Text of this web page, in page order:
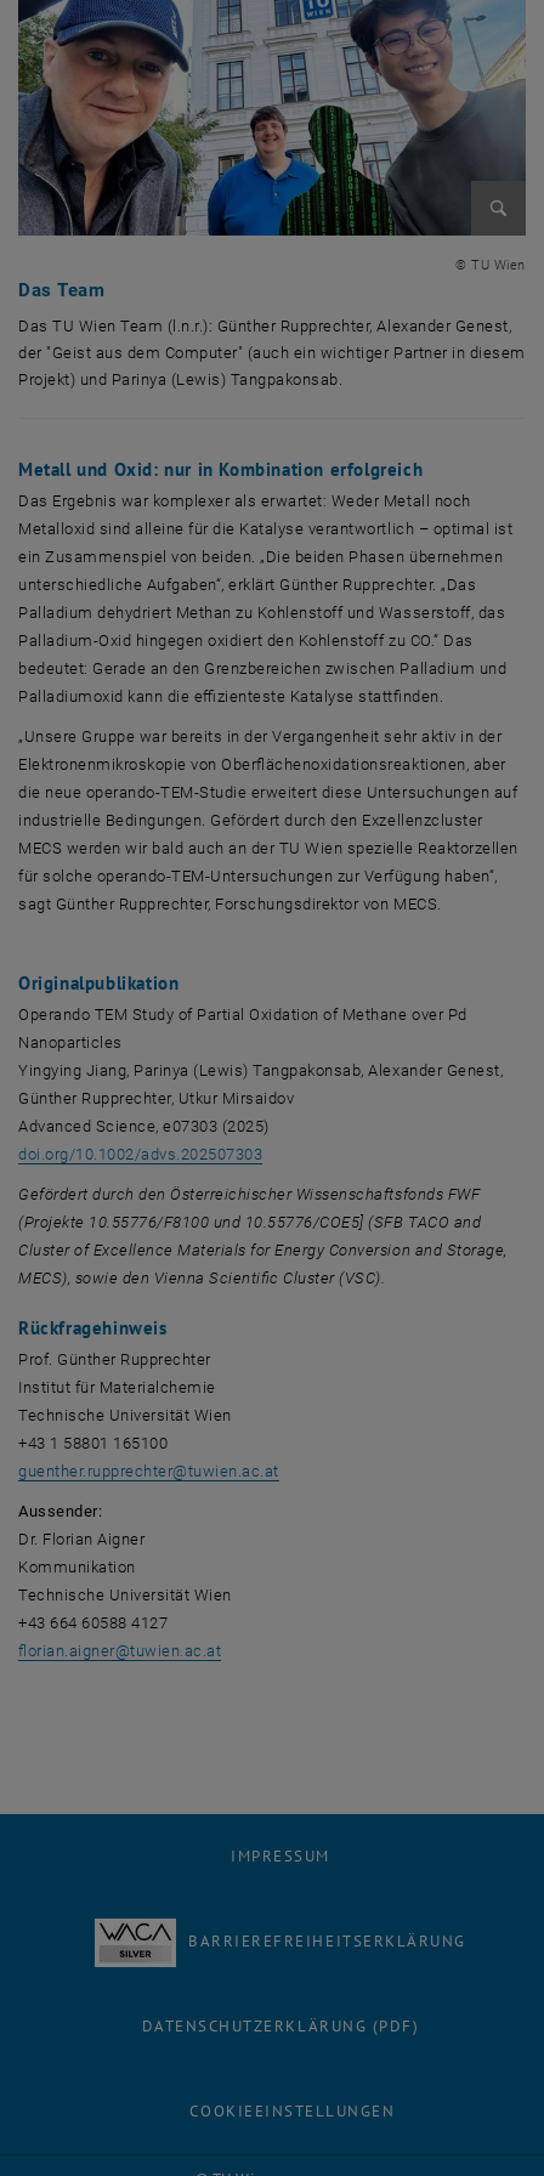
© TU Wien
Das Team
Das TU Wien Team (l.n.r.): Günther Rupprechter, Alexander Genest,
der "Geist aus dem Computer" (auch ein wichtiger Partner in diesem
Projekt) und Parinya (Lewis) Tangpakonsab.
Metall und Oxid: nur in Kombination erfolgreich
Das Ergebnis war komplexer als erwartet: Weder Metall noch
Metalloxid sind alleine für die Katalyse verantwortlich – optimal ist
ein Zusammenspiel von beiden. „Die beiden Phasen übernehmen
unterschiedliche Aufgaben“, erklärt Günther Rupprechter. „Das
Palladium dehydriert Methan zu Kohlenstoff und Wasserstoff, das
Palladium-Oxid hingegen oxidiert den Kohlenstoff zu CO.“ Das
bedeutet: Gerade an den Grenzbereichen zwischen Palladium und
Palladiumoxid kann die effizienteste Katalyse stattfinden.
„Unsere Gruppe war bereits in der Vergangenheit sehr aktiv in der
Elektronenmikroskopie von Oberflächenoxidationsreaktionen, aber
die neue operando-TEM-Studie erweitert diese Untersuchungen auf
industrielle Bedingungen. Gefördert durch den Exzellenzcluster
MECS werden wir bald auch an der TU Wien spezielle Reaktorzellen
für solche operando-TEM-Untersuchungen zur Verfügung haben“,
sagt Günther Rupprechter, Forschungsdirektor von MECS.
Originalpublikation
Operando TEM Study of Partial Oxidation of Methane over Pd
Nanoparticles
Yingying Jiang, Parinya (Lewis) Tangpakonsab, Alexander Genest,
Günther Rupprechter, Utkur Mirsaidov
Advanced Science, e07303 (2025)
doi.org/10.1002/advs.202507303
Gefördert durch den Österreichischer Wissenschaftsfonds FWF
(Projekte 10.55776/F8100 und 10.55776/COE5] (SFB TACO and
Cluster of Excellence Materials for Energy Conversion and Storage,
MECS), sowie den Vienna Scientiﬁc Cluster (VSC).
Rückfragehinweis
Prof. Günther Rupprechter
Institut für Materialchemie
Technische Universität Wien
+43 1 58801 165100
guenther.rupprechter@tuwien.ac.at
Aussender:
Dr. Florian Aigner
Kommunikation
Technische Universität Wien
+43 664 60588 4127
florian.aigner@tuwien.ac.at
IMPRESSUM
BARRIEREFREIHEITSERKLÄRUNG
DATENSCHUTZERKLÄRUNG (PDF)
COOKIEEINSTELLUNGEN